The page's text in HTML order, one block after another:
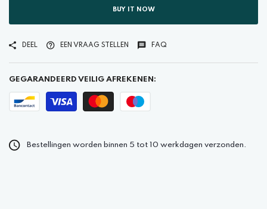
BUY IT NOW
DEEL EEN VRAAG STELLEN FAQ
GEGARANDEERD VEILIG AFREKENEN:
Bestellingen worden binnen 5 tot 10 werkdagen verzonden.